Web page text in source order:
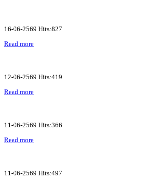
16-06-2569 Hits:827
Read more
12-06-2569 Hits:419
Read more
11-06-2569 Hits:366
Read more
11-06-2569 Hits:497